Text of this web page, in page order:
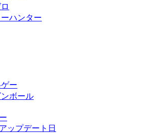
ハンター
ー
ンボール
ップデート日